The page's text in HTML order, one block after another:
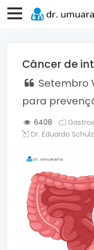
Câncer de
Setembro
para
6408
Dr. Eduardo Schulz